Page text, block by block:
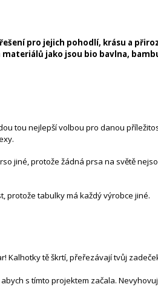
pro jejich pohodlí, krásu a
jako jsou bio bavlna,
tou nejlepší volbou pro danou
jiné, protože žádná prsa na světě
protože tabulky má každý výrobce jiné.
Kalhotky tě škrtí, přeřezávají tvůj
s tímto projektem začala.